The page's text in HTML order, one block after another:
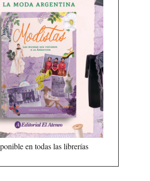
en todas las librerías